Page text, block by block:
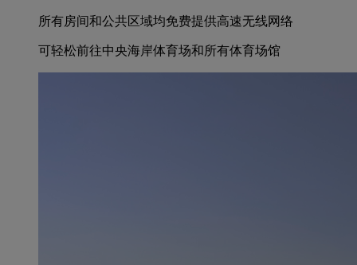
所有房间和公共区域均免费提供高速无线网络
可轻松前往中央海岸体育场和所有体育场馆